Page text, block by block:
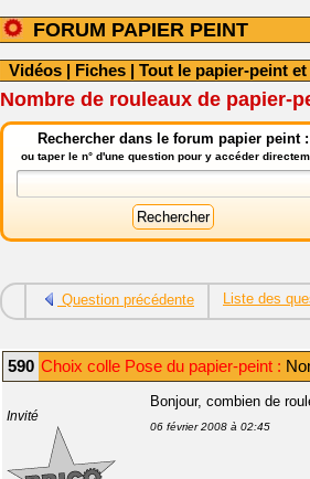
FORUM PAPIER PEINT
Vidéos | Fiches | Tout le papier-peint
Nombre de rouleaux de papier-
Rechercher dans le forum papier peint :
ou taper le n° d'une question pour y accéder
Question précédente Liste des
590 Choix colle Pose du papier-peint :
Invité
Bonjour, combien de
06 février 2008 à 02:45